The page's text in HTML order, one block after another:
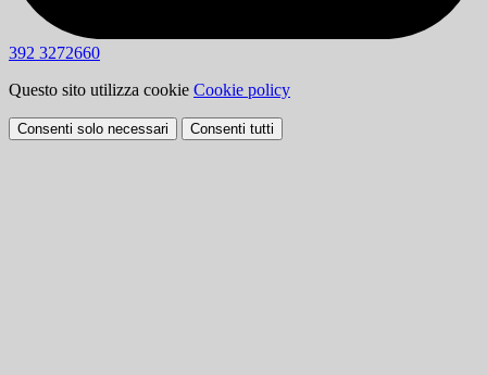
392 3272660
Questo sito utilizza cookie Cookie policy
Consenti solo necessari Consenti tutti